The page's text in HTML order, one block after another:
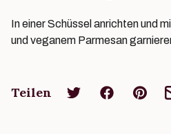
In einer Schüssel anrichten und
und veganem Parmesan
Teilen